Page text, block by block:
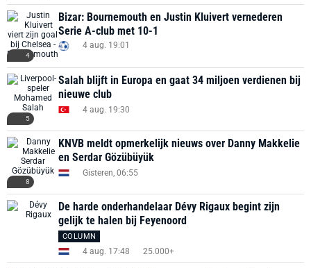
4
Bizar: Bournemouth en Justin Kluivert vernederen
Serie A-club met 10-1
4 aug. 19:01
5
Salah blijft in Europa en gaat 34 miljoen verdienen bij
nieuwe club
4 aug. 19:30
8
KNVB meldt opmerkelijk nieuws over Danny Makkelie
en Serdar Gözübüyük
Gisteren, 06:55
De harde onderhandelaar Dévy Rigaux begint zijn
gelijk te halen bij Feyenoord
COLUMN
4 aug. 17:48 25.000+